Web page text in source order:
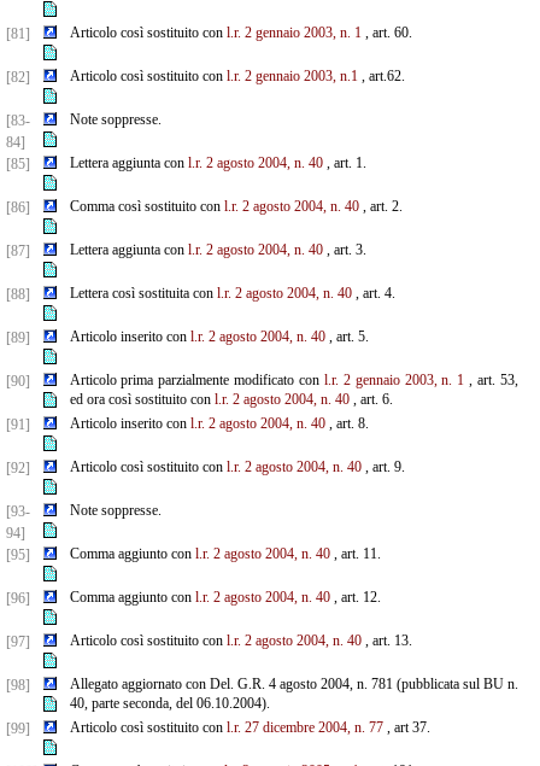
[81] Articolo così sostituito con l.r. 2 gennaio 2003, n. 1, art. 60.
[82] Articolo così sostituito con l.r. 2 gennaio 2003, n.1, art.62.
[83-
84]
Note soppresse.
[85] Lettera aggiunta con l.r. 2 agosto 2004, n. 40, art. 1.
[86] Comma così sostituito con l.r. 2 agosto 2004, n. 40, art. 2.
[87] Lettera aggiunta con l.r. 2 agosto 2004, n. 40, art. 3.
[88] Lettera così sostituita con l.r. 2 agosto 2004, n. 40, art. 4.
[89] Articolo inserito con l.r. 2 agosto 2004, n. 40, art. 5.
[90] Articolo prima parzialmente modificato con l.r. 2 gennaio 2003, n. 1 , art. 53,
ed ora così sostituito con l.r. 2 agosto 2004, n. 40, art. 6.
[91]
Articolo inserito con l.r. 2 agosto 2004, n. 40, art. 8.
[92] Articolo così sostituito con l.r. 2 agosto 2004, n. 40, art. 9.
[93-
94]
Note soppresse.
[95] Comma aggiunto con l.r. 2 agosto 2004, n. 40, art. 11.
[96] Comma aggiunto con l.r. 2 agosto 2004, n. 40, art. 12.
[97] Articolo così sostituito con l.r. 2 agosto 2004, n. 40, art. 13.
[98]
Allegato aggiornato con Del. G.R. 4 agosto 2004, n. 781 (pubblicata sul BU n.
40, parte seconda, del 06.10.2004).
[99]
Articolo così sostituito con l.r. 27 dicembre 2004, n. 77, art 37.